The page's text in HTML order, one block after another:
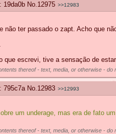
19da0b No.12975 >>12983
não ter passado o zapt. Acho que
que escrevi, tive a sensação de
thereof - text, media, or otherwise -
795c7a No. 12983 >>12993
um underage, mas era de fato um
thereof - text, media, or otherwise -